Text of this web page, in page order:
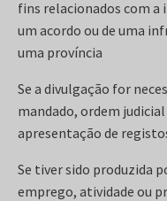
fins relacionados com a
um acordo ou de uma
uma província
Se a divulgação for
mandado, ordem
apresentação de
Se tiver sido produzida
emprego, atividade ou